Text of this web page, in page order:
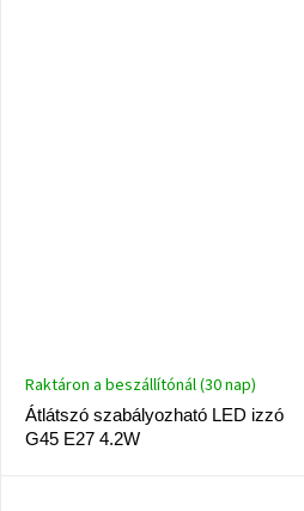
Átlátszó szabályozható LED izzó
G45 E27 4.2W
Raktáron a beszállítónál (30 nap)